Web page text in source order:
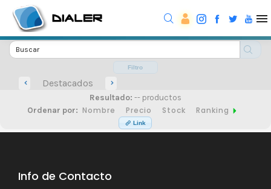
Filtro
Destacados
Resultado: -- productos
Ordenar por: Nombre Precio Stock Ranking
Link
Info de Contacto